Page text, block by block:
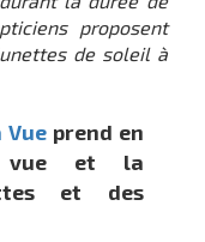
proposent
de soleil à
Vueprend en
vue et la
et des